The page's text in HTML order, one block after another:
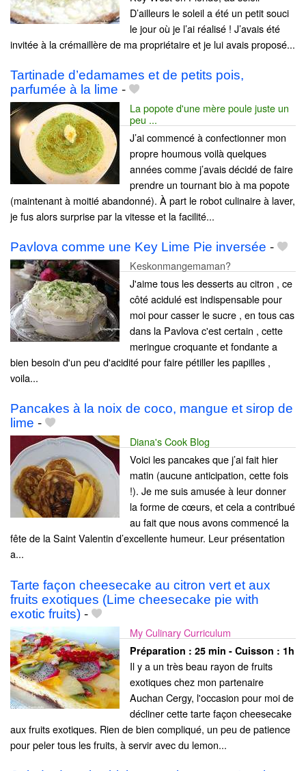
D’ailleurs le soleil a été un petit souci
le jour où je l’ai réalisé ! J’avais été
invitée à la crémaillère de ma propriétaire et je lui avais proposé...
Tartinade d’edamames et de petits pois,
parfumée à la lime -
La popote d'une mère poule juste un
peu ...
J’ai commencé à confectionner mon
propre houmous voilà quelques
années comme j’avais décidé de faire
prendre un tournant bio à ma popote
(maintenant à moitié abandonné). À part le robot culinaire à laver,
je fus alors surprise par la vitesse et la facilité...
Pavlova comme une Key Lime Pie inversée -
Keskonmangemaman?
J'aime tous les desserts au citron , ce
côté acidulé est indispensable pour
moi pour casser le sucre , en tous cas
dans la Pavlova c'est certain , cette
meringue croquante et fondante a
bien besoin d'un peu d'acidité pour faire pétiller les papilles ,
voila...
Pancakes à la noix de coco, mangue et sirop de
lime -
Diana's Cook Blog
Voici les pancakes que j’ai fait hier
matin (aucune anticipation, cette fois
!). Je me suis amusée à leur donner
la forme de cœurs, et cela a contribué
au fait que nous avons commencé la
fête de la Saint Valentin d’excellente humeur. Leur présentation
a...
Tarte façon cheesecake au citron vert et aux
fruits exotiques (Lime cheesecake pie with
exotic fruits) -
My Culinary Curriculum
Préparation : 25 min - Cuisson : 1h
Il y a un très beau rayon de fruits
exotiques chez mon partenaire
Auchan Cergy, l'occasion pour moi de
décliner cette tarte façon cheesecake
aux fruits exotiques. Rien de bien compliqué, un peu de patience
pour peler tous les fruits, à servir avec du lemon...